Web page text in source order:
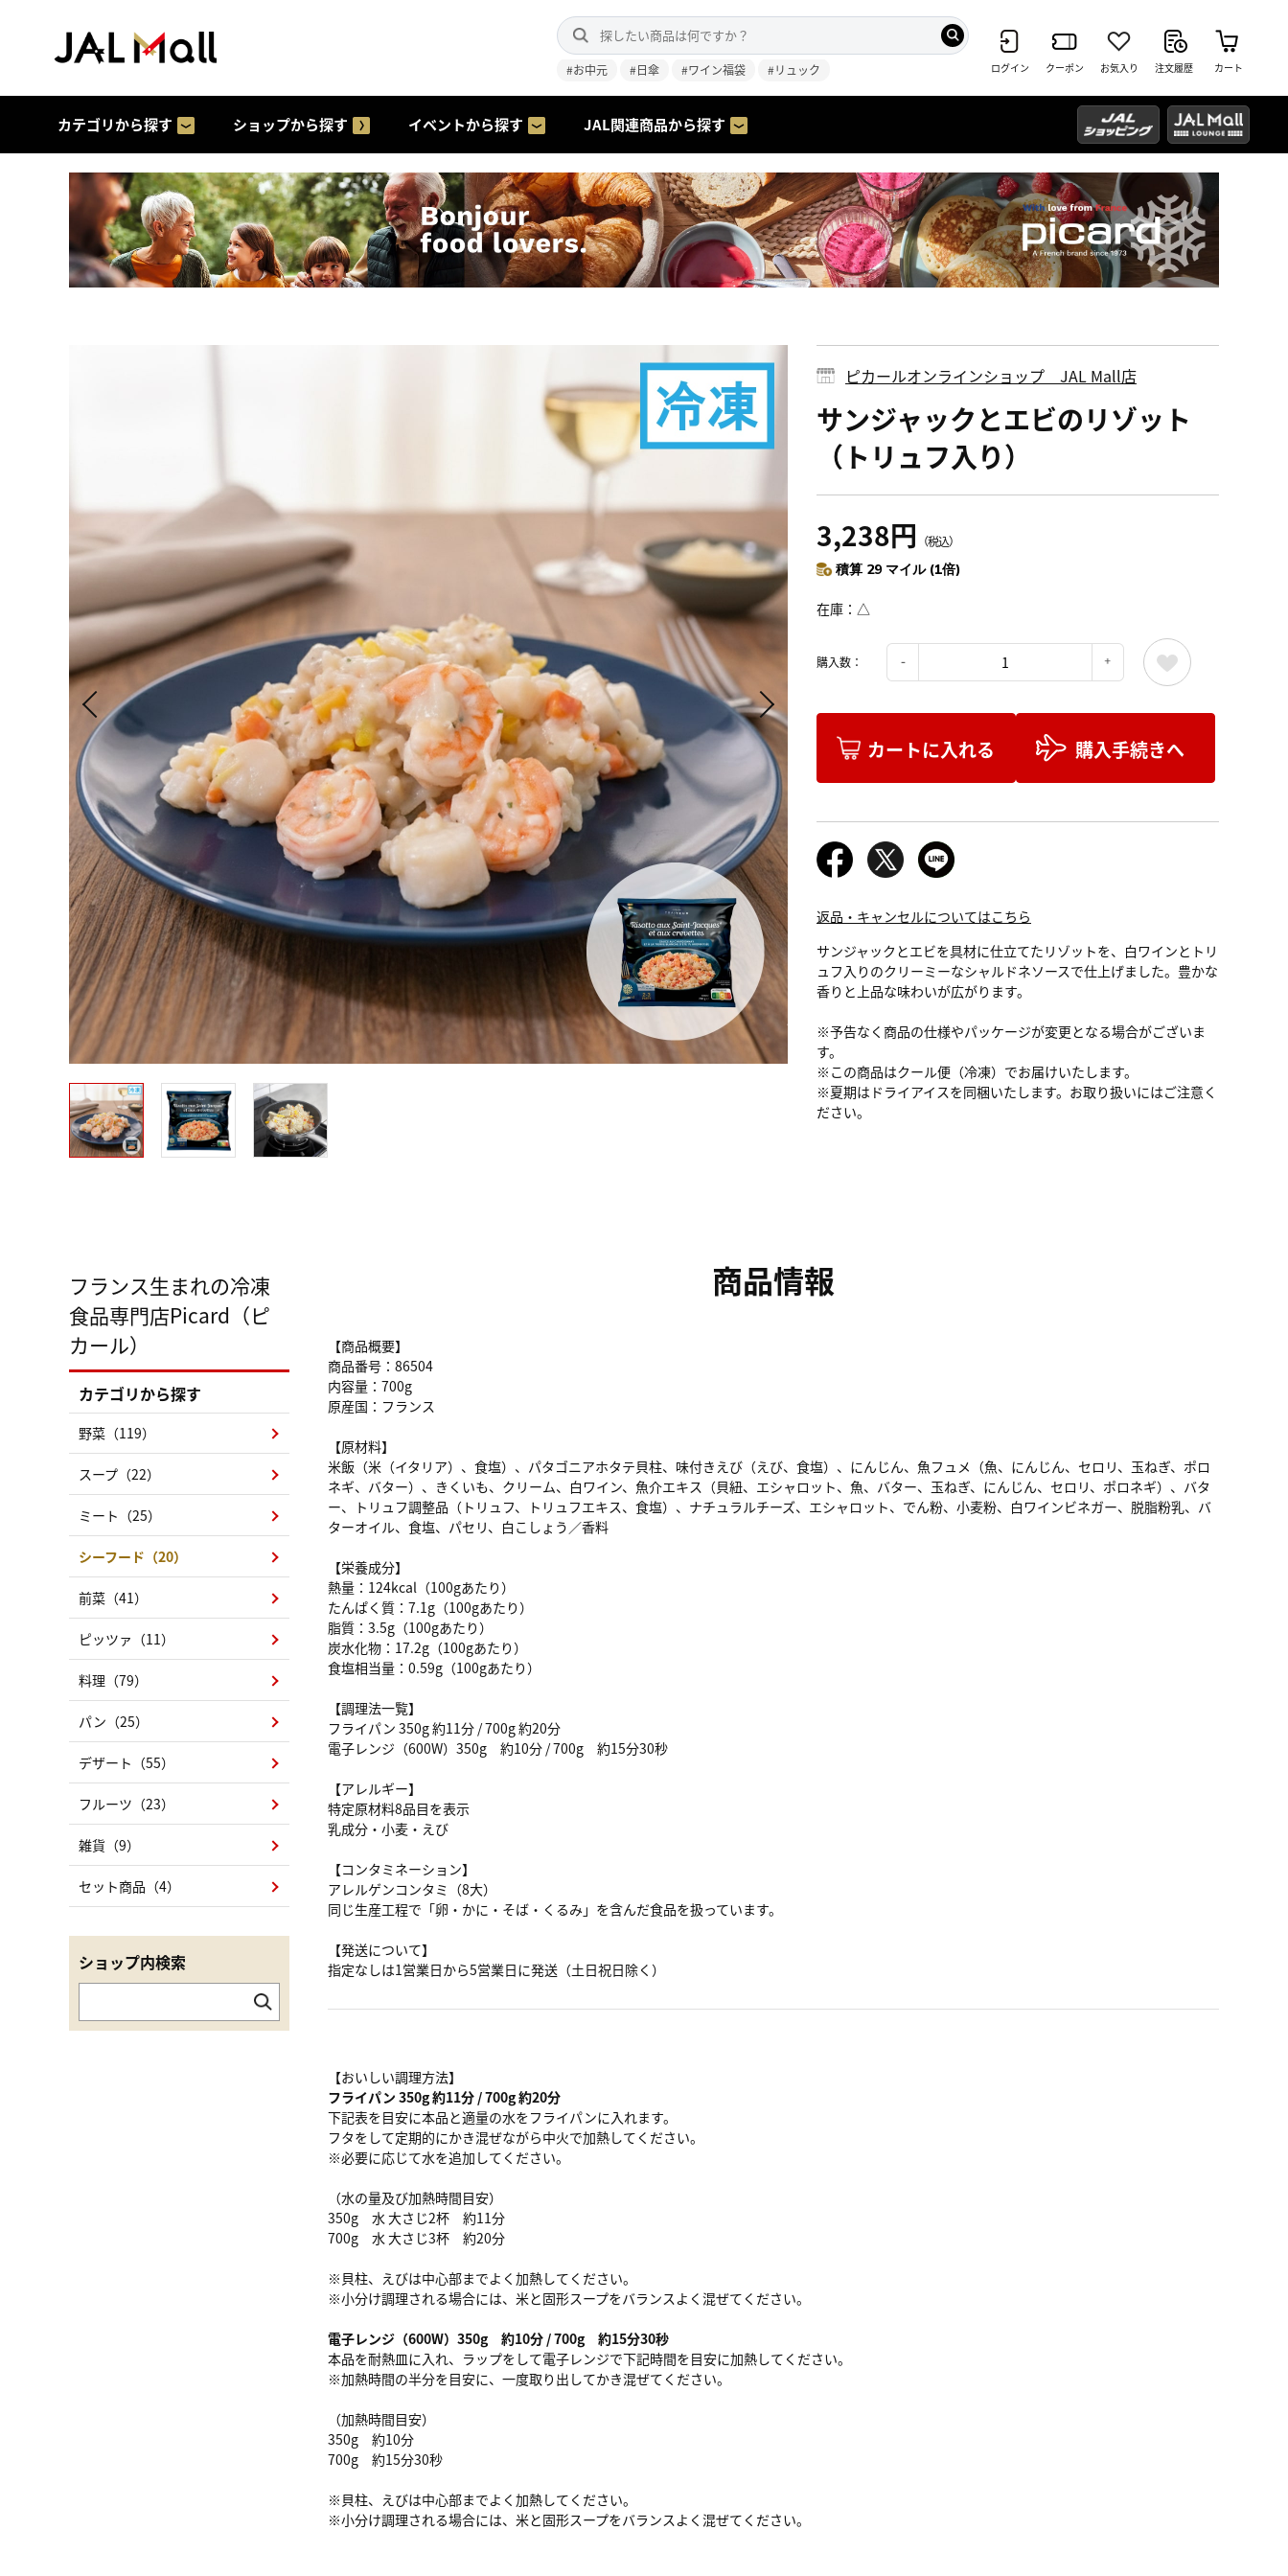
#お中元 #日傘 #ワイン福袋 #リュック ログイン クーポン お気入り 注文履歴 カート
カテゴリから探す ショップから探す イベントから探す JAL関連商品から探す
ピカールオンラインショップ JAL Mall店
サンジャックとエビのリゾット
（トリュフ入り）
3,238円 （税込）
積算 29 マイル (1倍)
在庫 △
購入数：
カートに入れる 購入手続きへ
返品・キャンセルについてはこちら
サンジャックとエビを具材に仕立てたリゾットを、白ワインとトリ
ュフ入りのクリーミーなシャルドネソースで仕上げました。豊かな
香りと上品な味わいが広がります。
※予告なく商品の仕様やパッケージが変更となる場合がございま
す。
※この商品はクール便（冷凍）でお届けいたします。
※夏期はドライアイスを同梱いたします。お取り扱いにはご注意く
ださい。
商品情報
【商品概要】
商品番号：86504
内容量：700g
原産国：フランス
【原材料】
米飯（米（イタリア）、食塩）、パタゴニアホタテ貝柱、味付きえび（えび、食塩）、にんじん、魚フュメ（魚、にんじん、セロリ、玉ねぎ、ポロ
ネギ、バター）、きくいも、クリーム、白ワイン、魚介エキス（貝紐、エシャロット、魚、バター、玉ねぎ、にんじん、セロリ、ポロネギ）、バタ
ー、トリュフ調整品（トリュフ、トリュフエキス、食塩）、ナチュラルチーズ、エシャロット、でん粉、小麦粉、白ワインビネガー、脱脂粉乳、バ
ターオイル、食塩、パセリ、白こしょう／香料
【栄養成分】
熱量：124kcal（100gあたり）
たんぱく質：7.1g（100gあたり）
脂質：3.5g（100gあたり）
炭水化物：17.2g（100gあたり）
食塩相当量：0.59g（100gあたり）
【調理法一覧】
フライパン 350g 約11分 / 700g 約20分
電子レンジ（600W）350g 約10分 / 700g 約15分30秒
【アレルギー】
特定原材料8品目を表示
乳成分・小麦・えび
【コンタミネーション】
アレルゲンコンタミ（8大）
同じ生産工程で「卵・かに・そば・くるみ」を含んだ食品を扱っています。
【発送について】
指定なしは1営業日から5営業日に発送（土日祝日除く）
【おいしい調理方法】
フライパン 350g 約11分 / 700g 約20分
下記表を目安に本品と適量の水をフライパンに入れます。
フタをして定期的にかき混ぜながら中火で加熱してください。
※必要に応じて水を追加してください。
（水の量及び加熱時間目安）
350g 水 大さじ2杯 約11分
700g 水 大さじ3杯 約20分
※貝柱、えびは中心部までよく加熱してください。
※小分け調理される場合には、米と固形スープをバランスよく混ぜてください。
電子レンジ（600W）350g 約10分 / 700g 約15分30秒
本品を耐熱皿に入れ、ラップをして電子レンジで下記時間を目安に加熱してください。
※加熱時間の半分を目安に、一度取り出してかき混ぜてください。
（加熱時間目安）
350g 約10分
700g 約15分30秒
※貝柱、えびは中心部までよく加熱してください。
※小分け調理される場合には、米と固形スープをバランスよく混ぜてください。
フランス生まれの冷凍
食品専門店Picard（ピ
カール）
カテゴリから探す
野菜（119）
スープ（22）
ミート（25）
シーフード（20）
前菜（41）
ピッツァ（11）
料理（79）
パン（25）
デザート（55）
フルーツ（23）
雑貨（9）
セット商品（4）
ショップ内検索